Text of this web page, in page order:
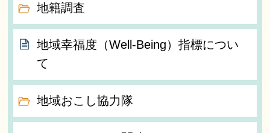
地籍調査
地域幸福度（Well-Being）指標につい
て
地域おこし協力隊